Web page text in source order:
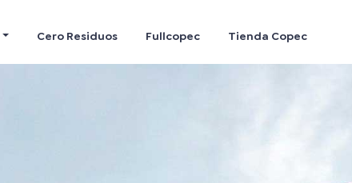
Cero Residuos Fullcopec Tienda Copec